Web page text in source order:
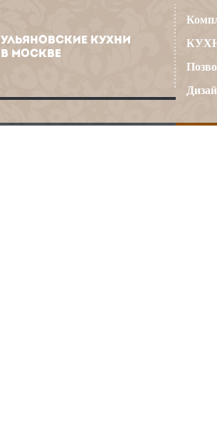
УЛЬЯНОВСКИЕ КУХНИ
В МОСКВЕ